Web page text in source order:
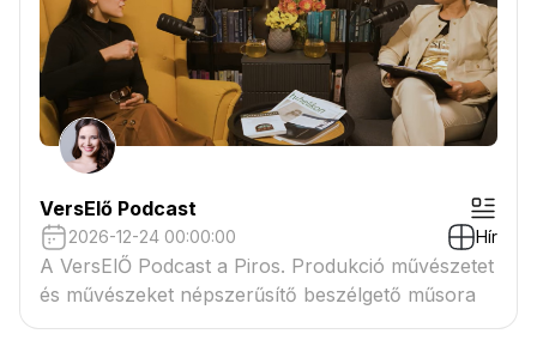
VersElő Podcast
2026-12-24 00:00:00 Hír
A VersElŐ Podcast a Piros. Produkció művészetet
és művészeket népszerűsítő beszélgető műsora